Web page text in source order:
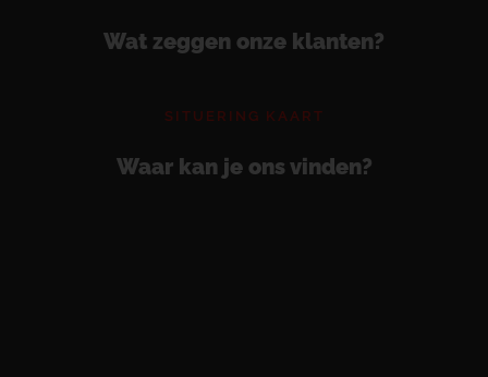
Wat zeggen onze klanten?
SITUERING KAART
Waar kan je ons vinden?